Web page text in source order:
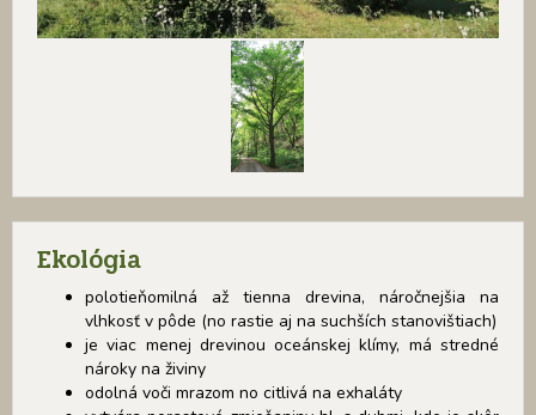
Ekológia
polotieňomilná až tienna drevina, náročnejšia na
vlhkosť v pôde (no rastie aj na suchších stanovištiach)
je viac menej drevinou oceánskej klímy, má stredné
nároky na živiny
odolná voči mrazom no citlivá na exhaláty